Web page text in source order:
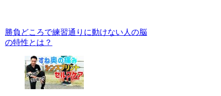
勝負どころで練習通りに動けない人の脳
の特性とは？